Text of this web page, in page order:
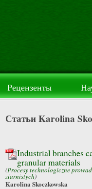
Рецензенты
Статьи Karolina
Industrial branches
granular materials
(Procesy technologiczne
ziarnistych)
Karolina Skoczkowska